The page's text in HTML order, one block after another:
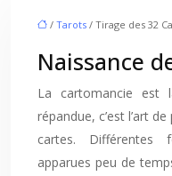
/ Tarots / Tirage des 32
Naissance
La cartomancie est
répandue, c’est l’art de
cartes. Différentes
apparues peu de